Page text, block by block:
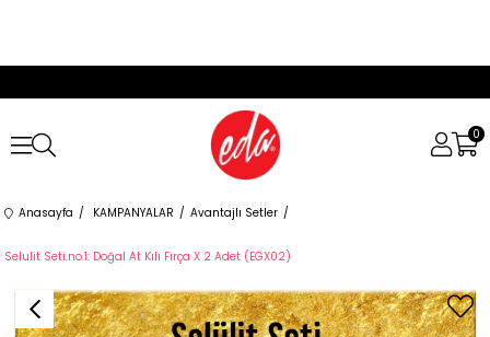
0
Anasayfa KAMPANYALAR Avantajlı Setler
Selulit Seti.no.1: Doğal At Kılı Fırça X 2 Adet (EGX02)